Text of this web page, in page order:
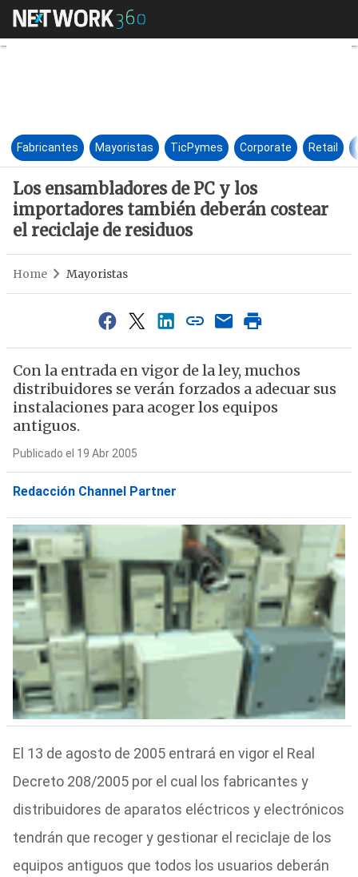
Los ensambladores de PC y
Fabricantes Mayoristas TicPymes Corporate Retail
Los ensambladores de PC y los
importadores también deberán costear
el reciclaje de residuos
Home Mayoristas
Con la entrada en vigor de la ley, muchos
distribuidores se verán forzados a adecuar sus
instalaciones para acoger los equipos
antiguos.
Publicado el 19 Abr 2005
Redacción Channel Partner
El 13 de agosto de 2005 entrará en vigor el Real
Decreto 208/2005 por el cual los fabricantes y
distribuidores de aparatos eléctricos y electrónicos
tendrán que recoger y gestionar el reciclaje de los
equipos antiguos que todos los usuarios deberán